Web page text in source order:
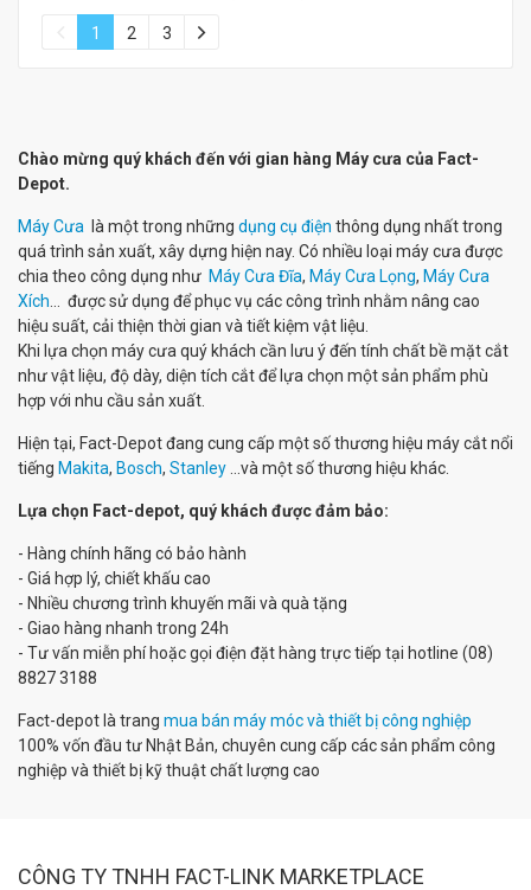
1 2 3
Chào mừng quý khách đến với gian hàng Máy cưa của Fact-
Depot.
Máy Cưa là một trong những dụng cụ điện thông dụng nhất trong
quá trình sản xuất, xây dựng hiện nay. Có nhiều loại máy cưa được
chia theo công dụng như Máy Cưa Đĩa, Máy Cưa Lọng, Máy Cưa
Xích ... được sử dụng để phục vụ các công trình nhằm nâng cao
hiệu suất, cải thiện thời gian và tiết kiệm vật liệu.
Khi lựa chọn máy cưa quý khách cần lưu ý đến tính chất bề mặt cắt
như vật liệu, độ dày, diện tích cắt để lựa chọn một sản phẩm phù
hợp với nhu cầu sản xuất.
Hiện tại, Fact-Depot đang cung cấp một số thương hiệu máy cắt nổi
tiếng Makita, Bosch, Stanley ...và một số thương hiệu khác.
Lựa chọn Fact-depot, quý khách được đảm bảo:
- Hàng chính hãng có bảo hành
- Giá hợp lý, chiết khấu cao
- Nhiều chương trình khuyến mãi và quà tặng
- Giao hàng nhanh trong 24h
- Tư vấn miễn phí hoặc gọi điện đặt hàng trực tiếp tại hotline (08)
8827 3188
Fact-depot là trang mua bán máy móc và thiết bị công nghiệp
100% vốn đầu tư Nhật Bản, chuyên cung cấp các sản phẩm công
nghiệp và thiết bị kỹ thuật chất lượng cao
CÔNG TY TNHH FACT-LINK MARKETPLACE